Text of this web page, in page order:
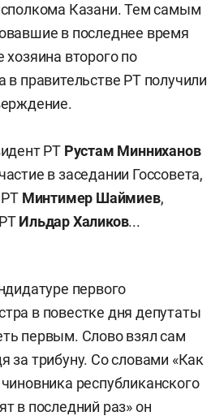
Казани. Тем самым
в последнее время
второго по
в правительстве РТ получили
РТ Рустам Минниханов
в заседании Госсовета,
РТ Минтимер Шаймиев,
Ильдар Халиков...
первого
в повестке дня депутаты
первым. Слово взял сам
за трибуну. Со словами «Как
республиканского
в последний раз» он